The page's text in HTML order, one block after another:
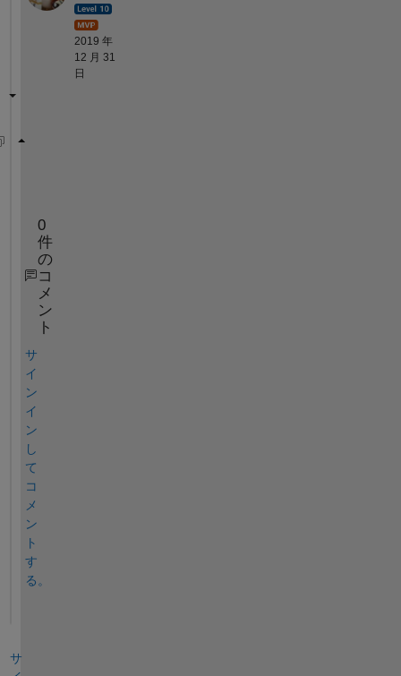
2019 年
12 月 31
日
0
件
の
コ
メ
ン
ト
サ
イ
ン
イ
ン
し
て
コ
メ
ン
ト
す
る。
サ